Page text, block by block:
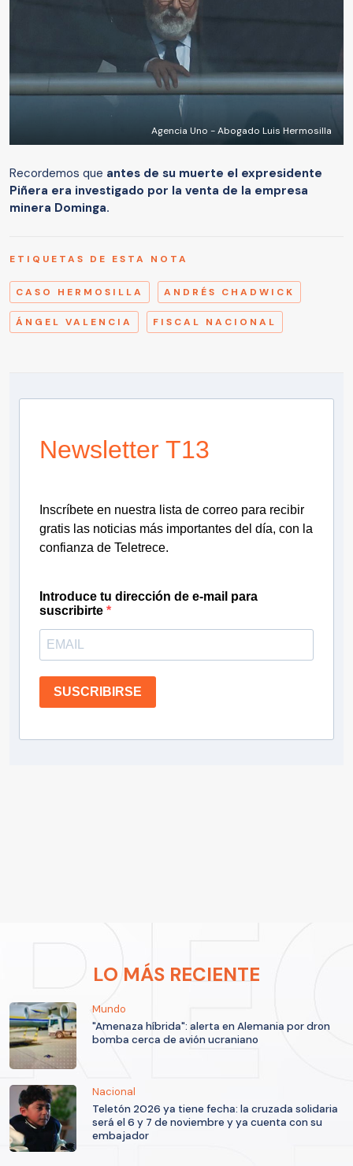
Agencia Uno - Abogado Luis Hermosilla
Recordemos que antes de su muerte el expresidente
Piñera era investigado por la venta de la empresa
minera Dominga.
ETIQUETAS DE ESTA NOTA
CASO HERMOSILLA ANDRÉS CHADWICK
ÁNGEL VALENCIA FISCAL NACIONAL
Newsletter T13
Inscríbete en nuestra lista de correo para recibir
gratis las noticias más importantes del día, con la
confianza de Teletrece.
Introduce tu dirección de e-mail para
suscribirte
SUSCRIBIRSE
LO MÁS RECIENTE
Mundo
"Amenaza híbrida": alerta en Alemania por dron
bomba cerca de avión ucraniano
Nacional
Teletón 2026 ya tiene fecha: la cruzada solidaria
será el 6 y 7 de noviembre y ya cuenta con su
embajador